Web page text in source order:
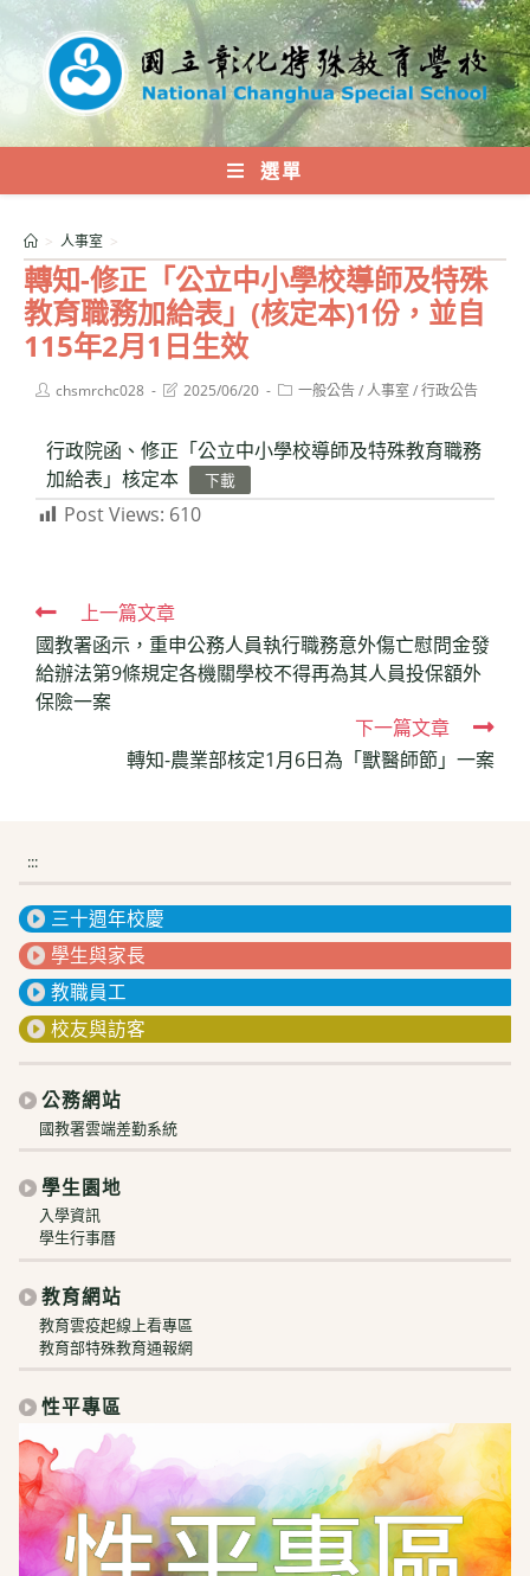
內
選單
轉知-修正「公立中小學校導師及特殊
教育職務加給表」(核定本)1份，並自
115年2月1日生效
> 人事室 >
Postchsmrchc028
Post2025/06/20
Post一般公告/人事室 /行政公告
行政院函、修正「公立中小學校導師及特殊教育職務
加給表」核定本
下載
Post Views: 610
Read
more
articles
上一篇文章
國教署函示，重申公務人員執行職務意外傷亡慰問金發
給辦法第9條規定各機關學校不得再為其人員投保額外
保險一案
下一篇文章
轉知-農業部核定1月6日為「獸醫師節」一案
:::
三十週年校慶
學生與家長
教職員工
校友與訪客
公務網站
國教署雲端差勤系統
學生園地
入學資訊
學生行事曆
教育網站
教育雲疫起線上看專區
教育部特殊教育通報網
性平專區